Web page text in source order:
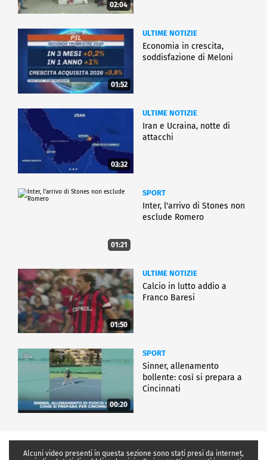
02:04
01:52
ULTIME NOTIZIE
Economia in crescita,
soddisfazione di Meloni
03:32
ULTIME NOTIZIE
Iran e Ucraina, notte di
attacchi
01:21
SPORT
Inter, l'arrivo di Stones non
esclude Romero
01:50
ULTIME NOTIZIE
Calcio in lutto addio a
Franco Baresi
00:20
SPORT
Sinner, allenamento
bollente: così si prepara a
Cincinnati
Alcuni video presenti in questa sezione sono stati presi da internet,